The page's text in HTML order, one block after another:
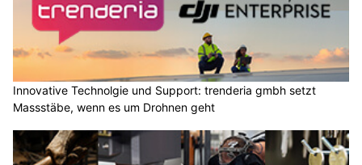
Innovative Technolgie und Support: trenderia gmbh setzt
Massstäbe, wenn es um Drohnen geht